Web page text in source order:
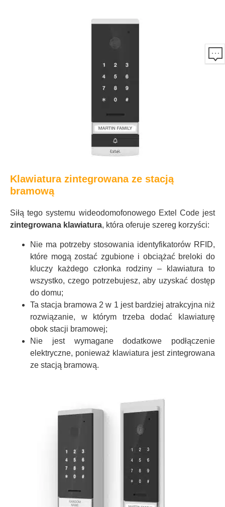
Klawiatura zintegrowana ze stacją
bramową
Siłą tego systemu wideodomofonowego Extel Code jest
zintegrowana klawiatura, która oferuje szereg korzyści:
Nie ma potrzeby stosowania identyfikatorów RFID,
które mogą zostać zgubione i obciążać breloki do
kluczy każdego członka rodziny – klawiatura to
wszystko, czego potrzebujesz, aby uzyskać dostęp
do domu;
Ta stacja bramowa 2 w 1 jest bardziej atrakcyjna niż
rozwiązanie, w którym trzeba dodać klawiaturę
obok stacji bramowej;
Nie jest wymagane dodatkowe podłączenie
elektryczne, ponieważ klawiatura jest zintegrowana
ze stacją bramową.